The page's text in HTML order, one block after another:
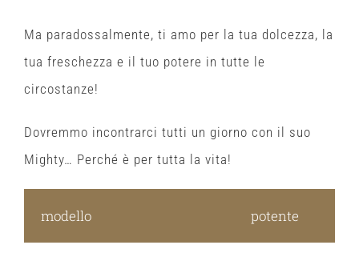
Ma paradossalmente, ti amo per la tua dolcezza, la
tua freschezza e il tuo potere in tutte le
circostanze!
Dovremmo incontrarci tutti un giorno con il suo
Mighty… Perché è per tutta la vita!
modello potente